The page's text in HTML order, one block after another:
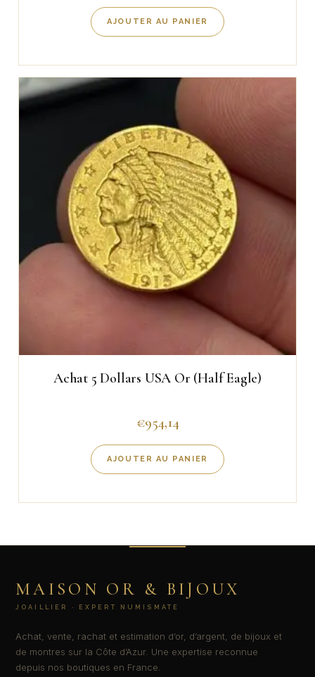
AJOUTER AU PANIER
Achat 5 Dollars USA Or (Half Eagle)
€954,14
AJOUTER AU PANIER
MAISON OR & BIJOUX
JOAILLIER · EXPERT NUMISMATE
Achat, vente, rachat et estimation d’or, d’argent, de bijoux et
de montres sur la Côte d’Azur. Une expertise reconnue
depuis nos boutiques en France.